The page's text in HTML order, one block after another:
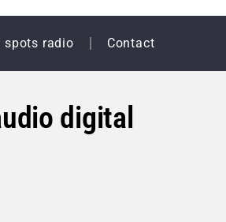
spots radio Contact
digital